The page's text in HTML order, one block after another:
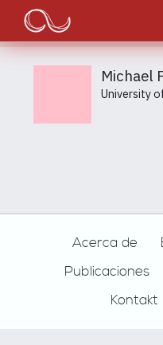
Direkt
Inhalt
Main
navigation
Michael
University
Acerca de
Publicaciones
Kontakt